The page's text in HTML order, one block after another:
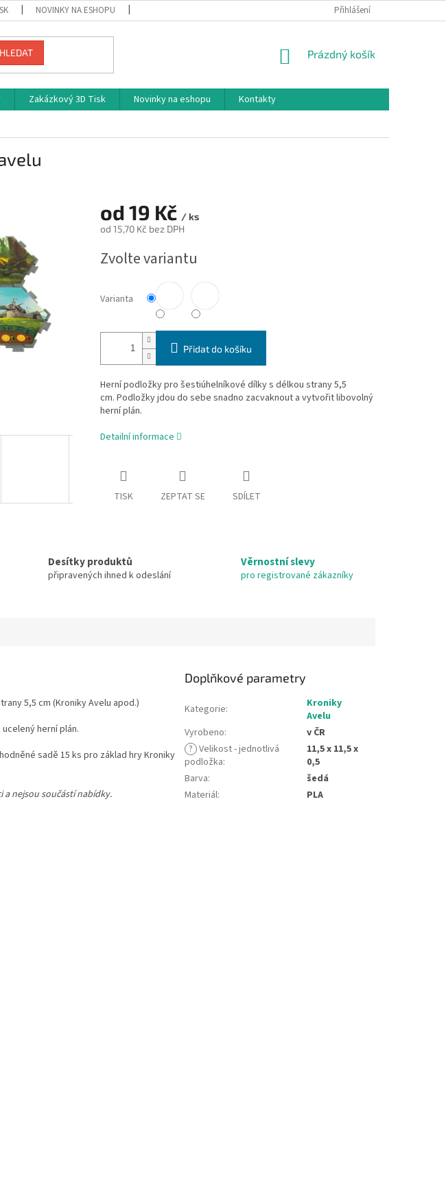
NOVINKY NA ESHOPU PODMÍNKY OCHRANY OSOBNÍCH
Přihlášení
HLEDAT
NÁKUPNÍ
Prázdný košík
Zakázkový 3D Tisk Novinky na eshopu
Kontakty
od 19 Kč / ks
od 15,70 Kčbez DPH
cena:
Zvolte variantu
Varianta
Přidat do košíku
Herní podložky pro šestiúhelníkové dílky s délkou strany 5,5
cm. Podložky jdou do sebe snadno zacvaknout a vytvořit libovolný
herní plán.
Detailní informace
TISK ZEPTAT SE SDÍLET
Desítky produktů
připravených ihned k odeslání
Věrnostní slevy
pro registrované zákazníky
5,5 cm (Kroniky Avelu apod.)
herní plán.
sadě 15 ks pro základ hry Kroniky
nejsou součástí nabídky.
Doplňkové parametry
Kategorie:
Kroniky
Avelu
Vyrobeno:
v ČR
? Velikost - jednotlivá
podložka:
11,5 x 11,5 x
0,5
Barva:
šedá
Materiál: PLA